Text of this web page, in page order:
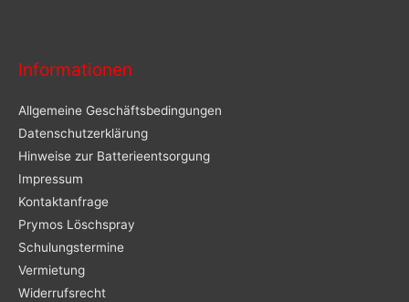
Informationen
Allgemeine Geschäftsbedingungen
Datenschutzerklärung
Hinweise zur Batterieentsorgung
Impressum
Kontaktanfrage
Prymos Löschspray
Schulungstermine
Vermietung
Widerrufsrecht